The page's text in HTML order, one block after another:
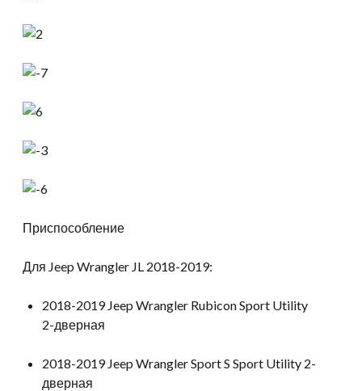
Приспособление
Для Jeep Wrangler JL 2018-2019:
2018-2019 Jeep Wrangler Rubicon Sport Utility
2-дверная
2018-2019 Jeep Wrangler Sport S Sport Utility 2-
дверная